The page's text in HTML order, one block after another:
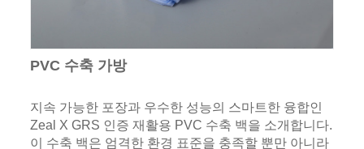
PVC 수축 가방
지속 가능한 포장과 우수한 성능의 스마트한 융합인
Zeal X GRS 인증 재활용 PVC 수축 백을 소개합니다.
이 수축 백은 엄격한 환경 표준을 충족할 뿐만 아니라